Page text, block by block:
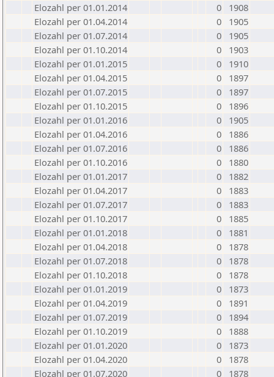
Elozahl per 01.01.2014
0
1908
Elozahl per 01.04.2014
0
1905
Elozahl per 01.07.2014
0
1905
Elozahl per 01.10.2014
0
1903
Elozahl per 01.01.2015
0
1910
Elozahl per 01.04.2015
0
1897
Elozahl per 01.07.2015
0
1897
Elozahl per 01.10.2015
0
1896
Elozahl per 01.01.2016
0
1905
Elozahl per 01.04.2016
0
1886
Elozahl per 01.07.2016
0
1886
Elozahl per 01.10.2016
0
1880
Elozahl per 01.01.2017
0
1882
Elozahl per 01.04.2017
0
1883
Elozahl per 01.07.2017
0
1883
Elozahl per 01.10.2017
0
1885
Elozahl per 01.01.2018
0
1881
Elozahl per 01.04.2018
0
1878
Elozahl per 01.07.2018
0
1878
Elozahl per 01.10.2018
0
1878
Elozahl per 01.01.2019
0
1873
Elozahl per 01.04.2019
0
1891
Elozahl per 01.07.2019
0
1894
Elozahl per 01.10.2019
0
1888
Elozahl per 01.01.2020
0
1873
Elozahl per 01.04.2020
0
1878
Elozahl per 01.07.2020
0
1878